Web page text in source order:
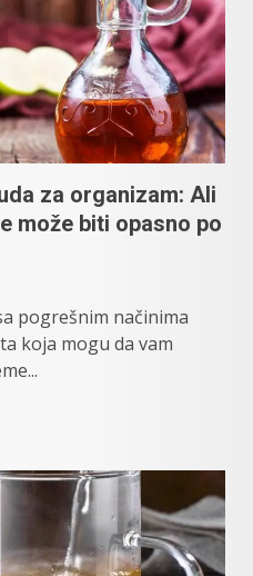
za organizam: Ali
može biti opasno po
pogrešnim načinima
koja mogu da vam